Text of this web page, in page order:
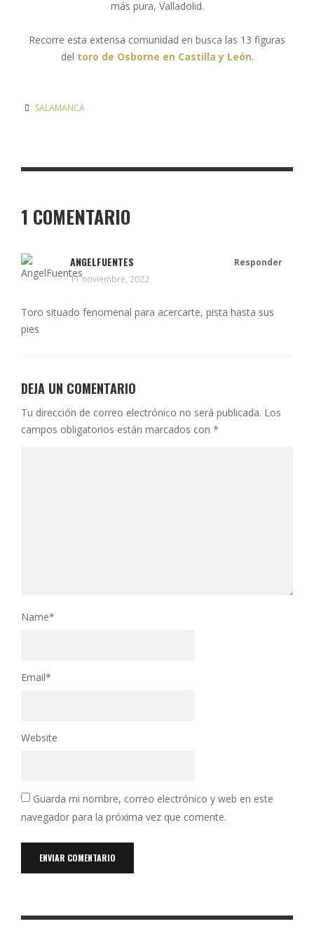
más pura, Valladolid.
Recorre esta extensa comunidad en busca las 13 figuras
del toro de Osborne en Castilla y León.
SALAMANCA
1 COMENTARIO
ANGELFUENTES
11 noviembre, 2022
Responder
Toro situado fenomenal para acercarte, pista hasta sus
pies
DEJA UN COMENTARIO
Tu dirección de correo electrónico no será publicada. Los
campos obligatorios están marcados con *
Name*
Email*
Website
Guarda mi nombre, correo electrónico y web en este
navegador para la próxima vez que comente.